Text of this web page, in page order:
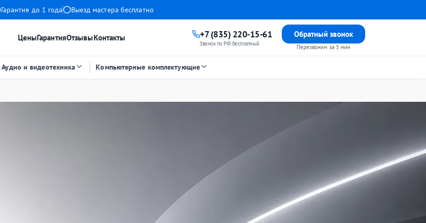
Гарантия до 1 года Выезд мастера бесплатно
ЦеныГарантияОтзывыКонтакты +7 (835) 220-15-61
Звонок по РФ бесплатный
Обратный звонок
Перезвоним за 5 мин
Аудио и видеотехника Компьютерные комплектующие